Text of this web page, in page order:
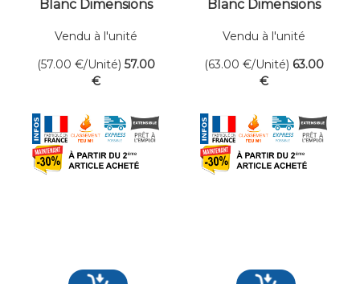
Blanc Dimensions
Vendu à l'unité
(57.00 €/Unité) 57.00
€
Blanc Dimensions
Vendu à l'unité
(63.00 €/Unité) 63.00
€